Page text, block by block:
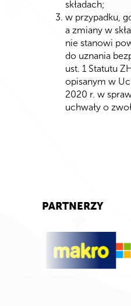
składach;
w przypadku,
a zmiany w
nie stanowi
do uznania
ust. 1 Statutu
opisanym w
2020 r. w
uchwały o
PARTNERZY